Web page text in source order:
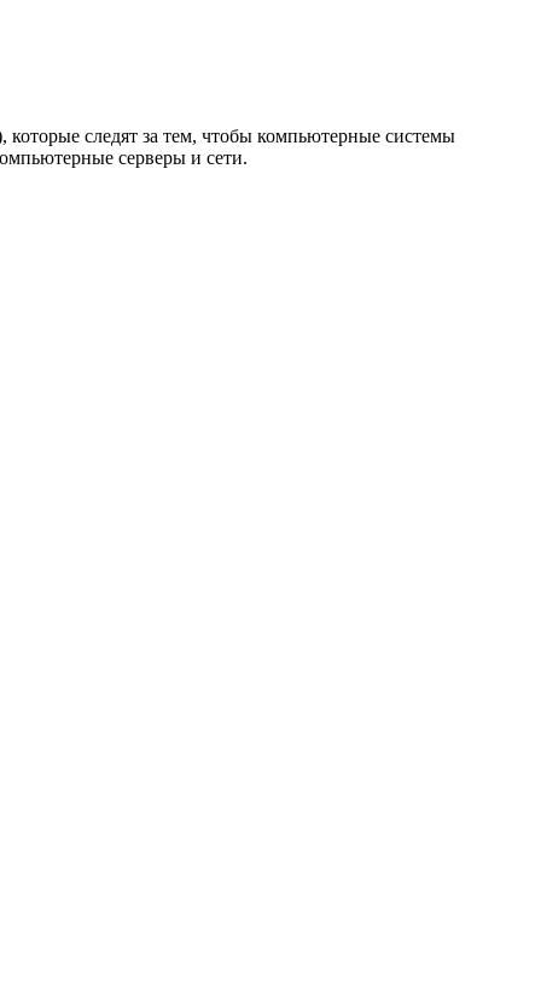
следят за тем, чтобы компьютерные системы
серверы и сети.